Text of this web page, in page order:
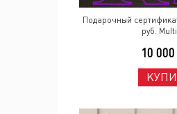
Подарочный
руб.
10